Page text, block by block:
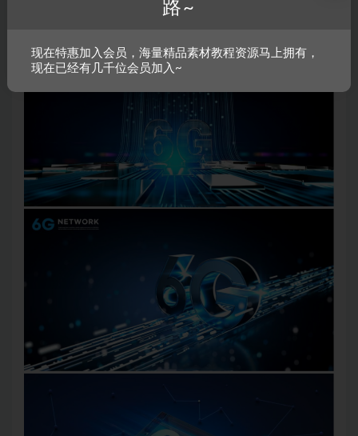
路~
现在特惠加入会员，海量精品素材教程资源马上拥有，
现在已经有几千位会员加入~